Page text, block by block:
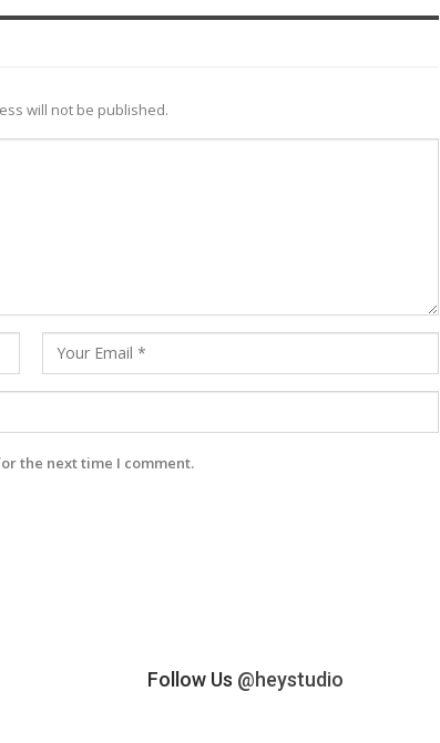
will not be published.
the next time I comment.
Follow Us @heystudio